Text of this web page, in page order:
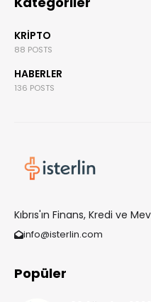
KRIPTO
88 POSTS
HABERLER
136 POSTS
Kıbrıs'ın Finans, Kredi ve
info@isterlin.com
Popüler